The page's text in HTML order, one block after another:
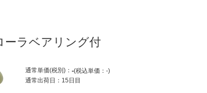
ーラベアリング付
通常単価(税別) - 税込単価
-
通常出荷日： 15日目